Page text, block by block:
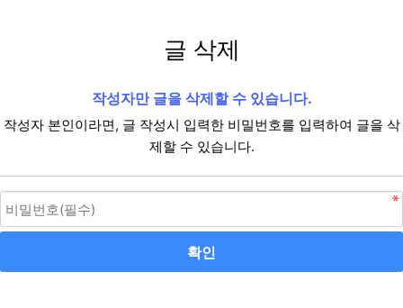
글 삭제
작성자만 글을 삭제할 수 있습니다.
작성자 본인이라면, 글 작성시 입력한 비밀번호를 입력하여 글을 삭
제할 수 있습니다.